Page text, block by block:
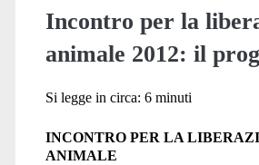
<span>incontro
nazionale
Incontro per la
animale 2012: il
Si legge in circa: 6 minuti
INCONTRO PER LA
ANIMALE